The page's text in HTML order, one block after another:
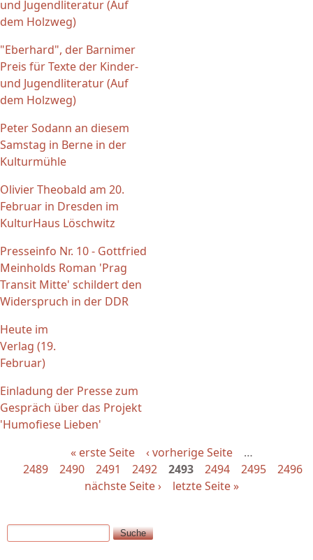
und Jugendliteratur (Auf
dem Holzweg)
"Eberhard", der Barnimer
Preis für Texte der Kinder-
und Jugendliteratur (Auf
dem Holzweg)
Peter Sodann an diesem
Samstag in Berne in der
Kulturmühle
Olivier Theobald am 20.
Februar in Dresden im
KulturHaus Löschwitz
Presseinfo Nr. 10 - Gottfried
Meinholds Roman 'Prag
Transit Mitte' schildert den
Widerspruch in der DDR
Heute im
Verlag (19.
Februar)
Einladung der Presse zum
Gespräch über das Projekt
'Humofiese Lieben'
« erste Seite
‹ vorherige Seite
…
2489
2490 2491 2492 2493 2494 2495
2496
nächste Seite ›
letzte Seite »
Suchformular
Suche